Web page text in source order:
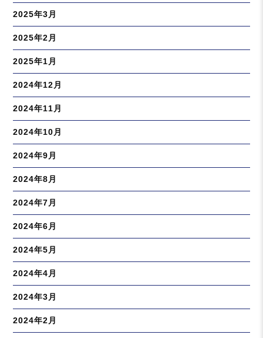
2025年3月
2025年2月
2025年1月
2024年12月
2024年11月
2024年10月
2024年9月
2024年8月
2024年7月
2024年6月
2024年5月
2024年4月
2024年3月
2024年2月